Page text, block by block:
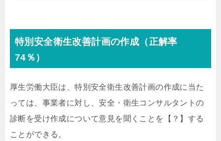
特別安全衛生改善計画の作成（正解率
74％）
厚生労働大臣は、特別安全衛生改善計画の作成に当た
っては、事業者に対し、安全・衛生コンサルタントの
診断を受け作成について意見を聞くことを【？】する
ことができる。